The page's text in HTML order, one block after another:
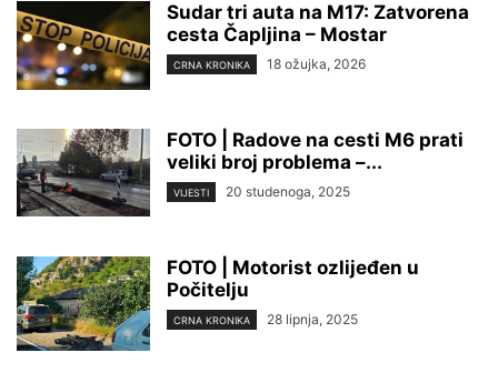
Sudar tri auta na M17: Zatvorena
cesta Čapljina – Mostar
CRNA KRONIKA 18 ožujka, 2026
FOTO | Radove na cesti M6 prati
veliki broj problema –...
VIJESTI 20 studenoga, 2025
FOTO | Motorist ozlijeđen u
Počitelju
CRNA KRONIKA 28 lipnja, 2025